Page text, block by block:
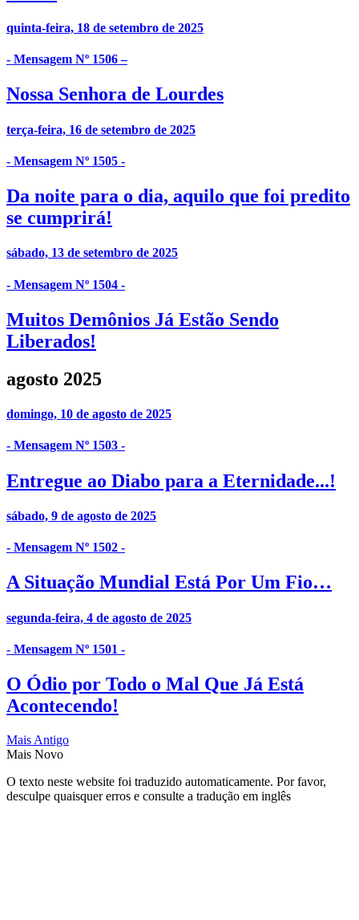
quinta-feira, 18 de setembro de 2025
- Mensagem Nº 1506 –
Nossa Senhora de Lourdes
terça-feira, 16 de setembro de 2025
- Mensagem Nº 1505 -
Da noite para o dia, aquilo que foi predito
se cumprirá!
sábado, 13 de setembro de 2025
- Mensagem Nº 1504 -
Muitos Demônios Já Estão Sendo
Liberados!
agosto 2025
domingo, 10 de agosto de 2025
- Mensagem Nº 1503 -
Entregue ao Diabo para a Eternidade...!
sábado, 9 de agosto de 2025
- Mensagem Nº 1502 -
A Situação Mundial Está Por Um Fio…
segunda-feira, 4 de agosto de 2025
- Mensagem Nº 1501 -
O Ódio por Todo o Mal Que Já Está
Acontecendo!
Mais Antigo
Mais Novo
O texto neste website foi traduzido automaticamente. Por favor,
desculpe quaisquer erros e consulte a tradução em inglês